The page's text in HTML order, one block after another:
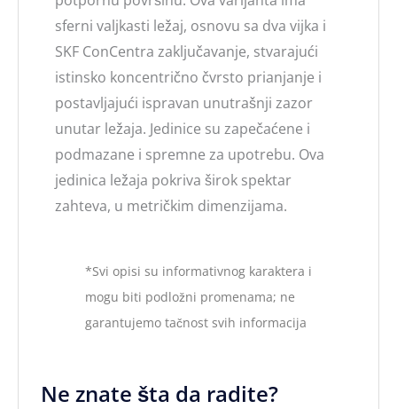
sferni valjkasti ležaj, osnovu sa dva vijka i
SKF ConCentra zaključavanje, stvarajući
istinsko koncentrično čvrsto prianjanje i
postavljajući ispravan unutrašnji zazor
unutar ležaja. Jedinice su zapečaćene i
podmazane i spremne za upotrebu. Ova
jedinica ležaja pokriva širok spektar
zahteva, u metričkim dimenzijama.
*Svi opisi su informativnog karaktera i
mogu biti podložni promenama; ne
garantujemo tačnost svih informacija
Ne znate šta da radite?